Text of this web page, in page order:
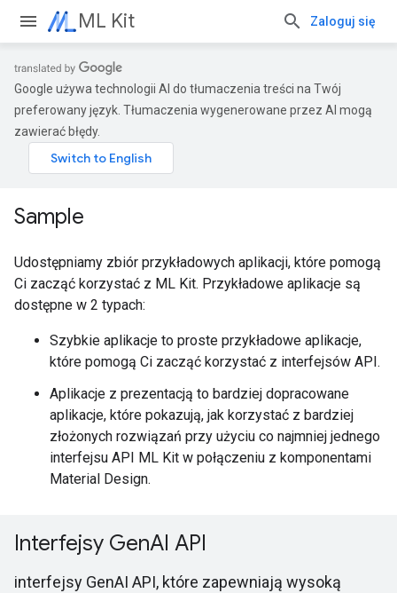
ML Kit Zaloguj się
Google używa technologii AI do tłumaczenia treści na Twój
preferowany język. Tłumaczenia wygenerowane przez AI mogą
zawierać błędy.
Sample
Udostępniamy zbiór przykładowych aplikacji, które pomogą
Ci zacząć korzystać z ML Kit. Przykładowe aplikacje są
dostępne w 2 typach:
Szybkie aplikacje to proste przykładowe aplikacje,
które pomogą Ci zacząć korzystać z interfejsów API.
Aplikacje z prezentacją to bardziej dopracowane
aplikacje, które pokazują, jak korzystać z bardziej
złożonych rozwiązań przy użyciu co najmniej jednego
interfejsu API ML Kit w połączeniu z komponentami
Material Design.
Interfejsy GenAI API
interfejsy GenAI API, które zapewniają wysoką